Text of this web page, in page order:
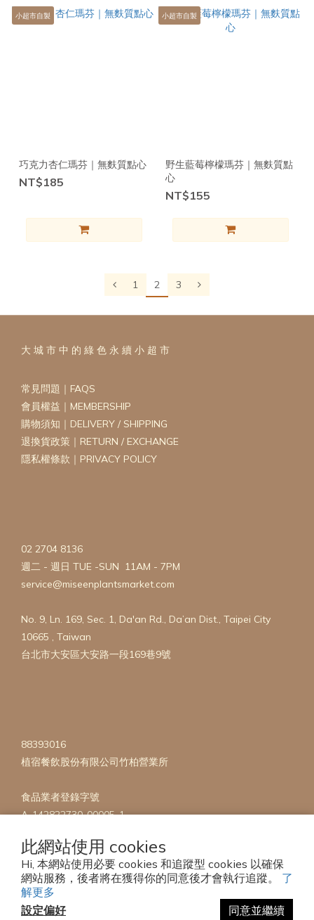
此網站使用 cookies
Hi, 本網站使用必要 cookies 和追蹤型 cookies 以確保
網站服務，後者將在獲得你的同意後才會執行追蹤。 了
解更多
設定偏好
同意並繼續
小超市自製
巧克力杏仁瑪芬｜無麩質點心
NT$185
小超市自製
野生藍莓檸檬瑪芬｜無麩質點
心
NT$155
1 2 3
大 城 市 中 的 綠 色 永 續 小 超 市
常見問題｜FAQS
會員權益｜MEMBERSHIP
購物須知｜DELIVERY / SHIPPING
退換貨政策｜RETURN / EXCHANGE
隱私權條款｜PRIVACY POLICY
02 2704 8136
週二 - 週日 TUE -SUN 11AM - 7PM
service@miseenplantsmarket.com
No. 9, Ln. 169, Sec. 1, Da'an Rd., Da’an Dist., Taipei City
10665 , Taiwan
台北市大安區大安路一段169巷9號
88393016
植宿餐飲股份有限公司竹柏營業所
食品業者登錄字號
A-142822730-00005-1